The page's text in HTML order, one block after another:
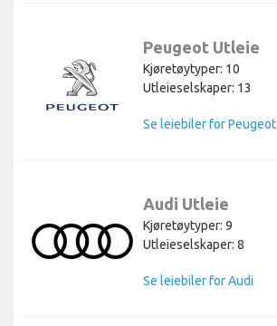
Peugeot Utleie
Kjøretøytyper: 10
Utleieselskaper: 13
Se leiebiler for Peugeot
Audi Utleie
Kjøretøytyper: 9
Utleieselskaper: 8
Se leiebiler for Audi